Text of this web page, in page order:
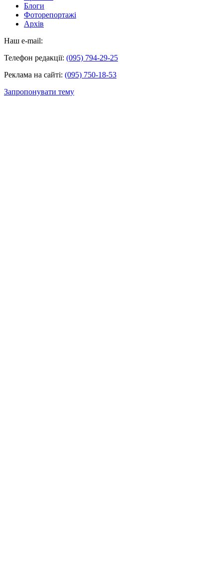
Блоги
Фоторепортажі
Архів
Наш e-mail:
Телефон редакції: (095) 794-29-25
Реклама на сайті: (095) 750-18-53
Запропонувати тему